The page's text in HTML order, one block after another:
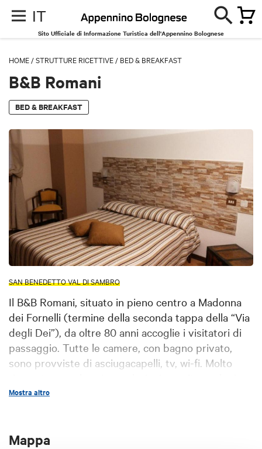
IT
Sito Ufficiale di Informazione Turistica dell'Appennino Bolognese
HOME /STRUTTURE RICETTIVE / BED & BREAKFAST
B&B Romani
BED & BREAKFAST
SAN BENEDETTO VAL DI SAMBRO
Il B&B Romani, situato in pieno centro a Madonna
dei Fornelli (termine della seconda tappa della “Via
degli Dei”), da oltre 80 anni accoglie i visitatori di
passaggio. Tutte le camere, con bagno privato,
sono provviste di asciugacapelli, tv, wi-fi. Molto
giardino, rigorosamente fatte con prodotti tipici del
mountain bike, l’uso della piscina e del barbecue. I
Mostra altro
Mappa